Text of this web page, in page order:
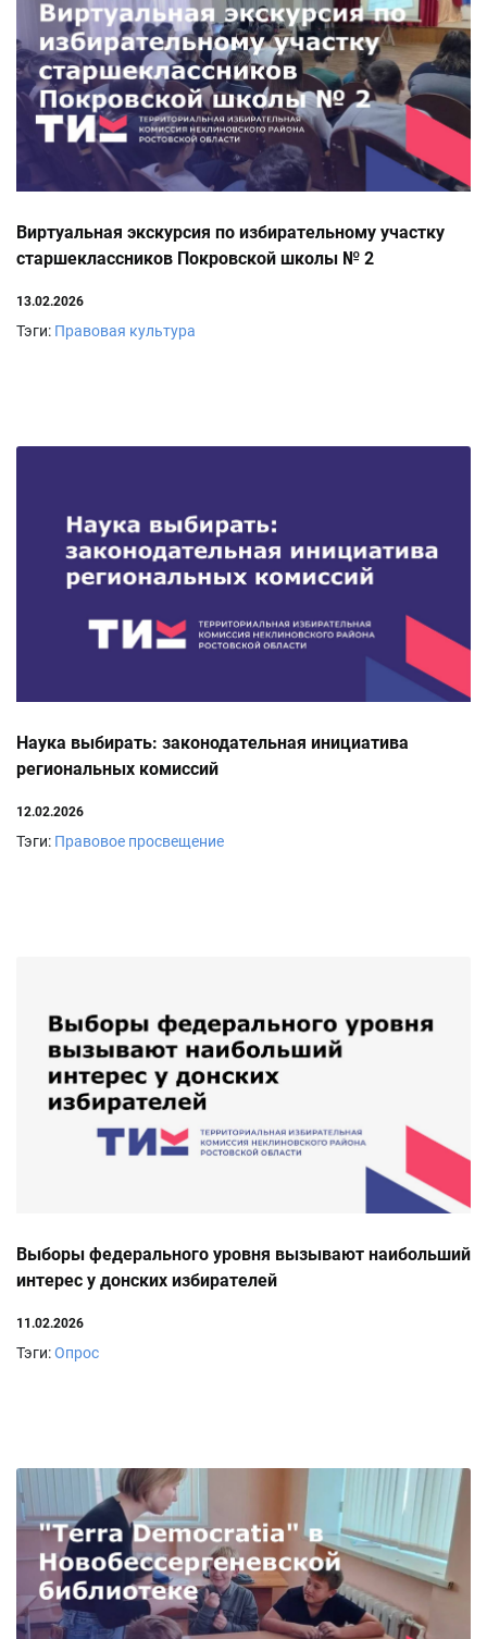
Виртуальная экскурсия по избирательному участку
старшеклассников Покровской школы № 2
13.02.2026
Тэги: Правовая культура
Наука выбирать: законодательная инициатива
региональных комиссий
12.02.2026
Тэги: Правовое просвещение
Выборы федерального уровня вызывают наибольший
интерес у донских избирателей
11.02.2026
Тэги:Опрос